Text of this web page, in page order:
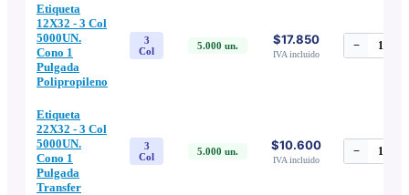
Etiqueta
12X32 - 3 Col
5000UN.
Cono 1
Pulgada
Polipropileno
3
Col
5.000 un. $17.850
IVA incluido
− 1
Etiqueta
22X32 - 3 Col
5000UN.
Cono 1
Pulgada
Transfer
3
Col
5.000 un. $10.600
IVA incluido
− 1